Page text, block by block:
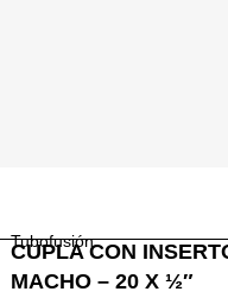
Tubofusión
CUPLA CON
MACHO – 20 X ½″